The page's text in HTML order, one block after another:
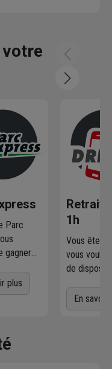
Parc
gagner
Profitez
pour
courants.
plus
Retrait
1h
Vous êtes
vous
de
En savoir